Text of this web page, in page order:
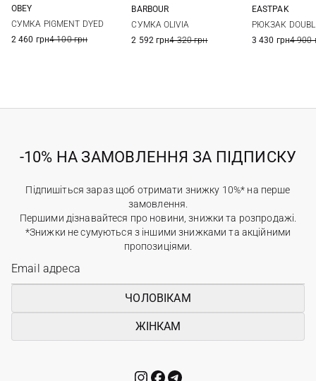
OBEY
СУМКА PIGMENT DYED
2 460 грн4 100 грн
BARBOUR
СУМКА OLIVIA
2 592 грн4 320 грн
EASTPAK
РЮКЗАК
3 430 грн4 900
-10% НА ЗАМОВЛЕННЯ ЗА ПІДПИСКУ
Підпишіться зараз щоб отримати знижку 10%* на перше
замовлення.
Першими дізнавайтеся про новини, знижки та розпродажі.
*Знижки не сумуються з іншими знижками та акційними
пропозиціями.
ЧОЛОВІКАМ
ЖІНКАМ